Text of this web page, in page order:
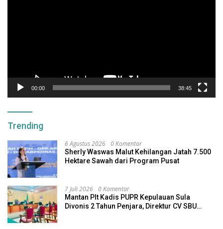
00:00 38:45
Trending
6 Agustus 2026 0 Komentar
Sherly Waswas Malut Kehilangan Jatah 7.500
Hektare Sawah dari Program Pusat
7 Juli 2026 0 Komentar
Mantan Plt Kadis PUPR Kepulauan Sula
Divonis 2 Tahun Penjara, Direktur CV SBU